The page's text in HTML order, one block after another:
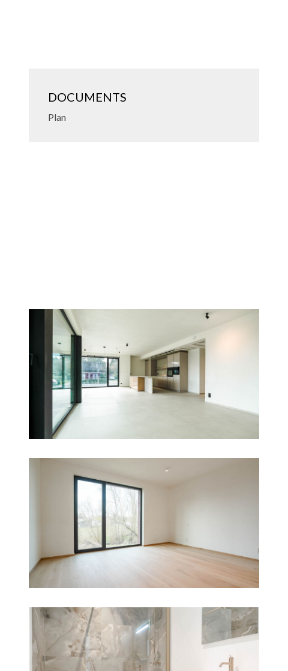
DOCUMENTS
Plan